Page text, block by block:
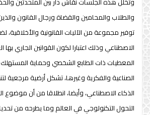
والطلاب والمحامين والقضاة ورجال القانون
توفير مجموعة من الآليات القانونية والأخلاقية،
الاصطناعي وذلك اعتبارا لكون القوانين الجاري
المعطيات ذات الطابع الشخصي وحماية المستهلك
الصناعية والفكرية وغيرها، تشكل أرضية مرجعية
الذكاء الاصطناعي، وأيضا، انطلاقا من أن موضوع
التحول التكنولوجي في العالم وما يطرحه من